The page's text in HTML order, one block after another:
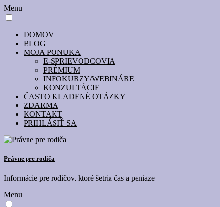
Menu
DOMOV
BLOG
MOJA PONUKA
E-SPRIEVODCOVIA
PRÉMIUM
INFOKURZY/WEBINÁRE
KONZULTÁCIE
ČASTO KLADENÉ OTÁZKY
ZDARMA
KONTAKT
PRIHLÁSIŤ SA
Právne pre rodiča
Informácie pre rodičov, ktoré šetria čas a peniaze
Menu